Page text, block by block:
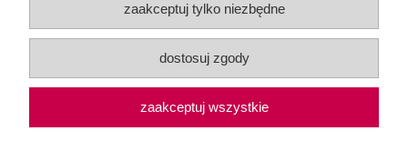
Moje konto
Płatności i dostawa
zaakceptuj tylko niezbędne
dostosuj zgody
zaakceptuj wszystkie